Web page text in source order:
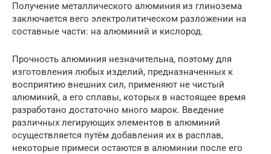
Получение металлического алюминия из глинозема
заключается вего электролитическом разложении на
составные части: на алюминий и кислород.
Прочность алюминия незначительна, поэтому для
изготовления любых изделий, предназначенных к
восприятию внешних сил, применяют не чистый
алюминий, а его сплавы, которых в настоящее время
разработано достаточно много марок. Введение
различных легирующих элементов в алюминий
осуществляется путём добавления их в расплав,
некоторые примеси остаются в алюминии после его